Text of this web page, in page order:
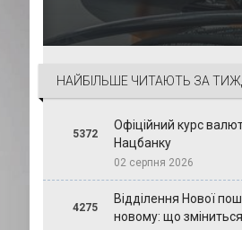
НАЙБІЛЬШЕ ЧИТАЮТЬ ЗА
5372
Офіційний курс
Нацбанку
02 серпня 2026
4275
Відділення Нової
новому: що